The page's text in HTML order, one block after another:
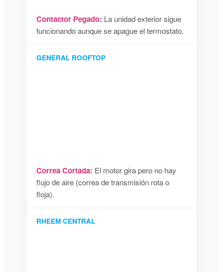
Contactor Pegado: La unidad exterior sigue
funcionando aunque se apague el termostato.
GENERAL ROOFTOP
Correa Cortada: El motor gira pero no hay
flujo de aire (correa de transmisión rota o
floja).
RHEEM CENTRAL